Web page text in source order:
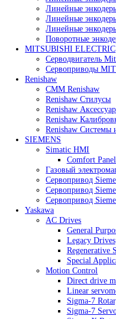
Балонный
Heidenhain
Линейные
Линейные
Линейные
Линейные
Поворотные
MITSUBISHI
Сервоприводы
Renishaw
CMM Renishaw
Renishaw
Renishaw
Renishaw
Renishaw
SIEMENS
Simatic HMI
Газовый
Сервопривод
Сервопривод
Сервопривод
Yaskawa
AC Drives
General
Legacy